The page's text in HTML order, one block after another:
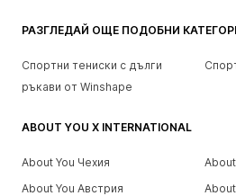
РАЗГЛЕДАЙ ОЩЕ ПОДОБНИ
Спортни тениски с дълги
ръкави от Winshape
ABOUT YOU X INTERNATIONAL
About You Чехия
About You Австрия